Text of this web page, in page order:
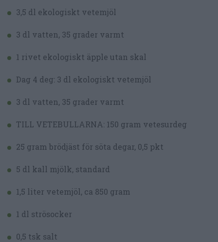
3,5 dl ekologiskt vetemjöl
3 dl vatten, 35 grader varmt
1 rivet ekologiskt äpple utan skal
Dag 4 deg: 3 dl ekologiskt vetemjöl
3 dl vatten, 35 grader varmt
TILL VETEBULLARNA: 150 gram vetesurdeg
25 gram brödjäst för söta degar, 0,5 pkt
5 dl kall mjölk, standard
1,5 liter vetemjöl, ca 850 gram
1 dl strösocker
0,5 tsk salt